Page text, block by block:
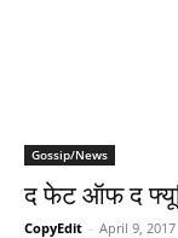
Gossip/News
द फेट ऑफ द
CopyEdit - April 9, 2017